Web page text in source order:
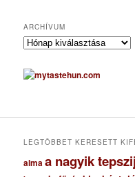
ARCHÍVUM
A
c
h
u
LEGTÖBBET KERESETT
almaa nagyik